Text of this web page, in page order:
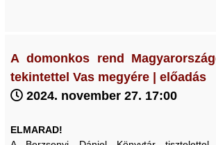
A domonkos rend
tekintettel Vas megyére | előadás
2024. november 27. 17:00
ELMARAD!